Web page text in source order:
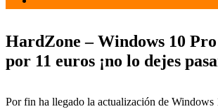
HardZone – Windows 10
por 11 euros ¡no lo dejes
Por fin ha llegado la actualización de Windows